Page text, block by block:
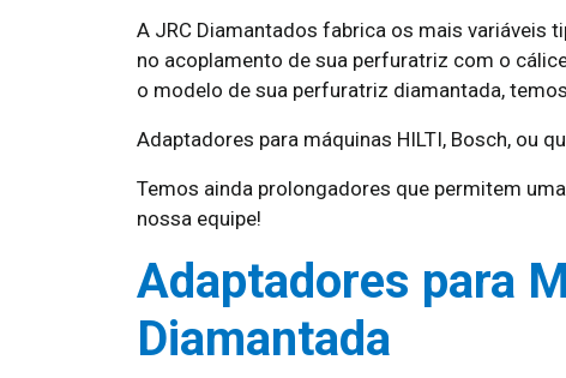
A JRC Diamantados fabrica os mais variáveis
no acoplamento de sua perfuratriz com o
o modelo de sua perfuratriz diamantada,
Adaptadores para máquinas HILTI, Bosch, ou
Temos ainda prolongadores que permitem
nossa equipe!
Adaptadores para
Diamantada